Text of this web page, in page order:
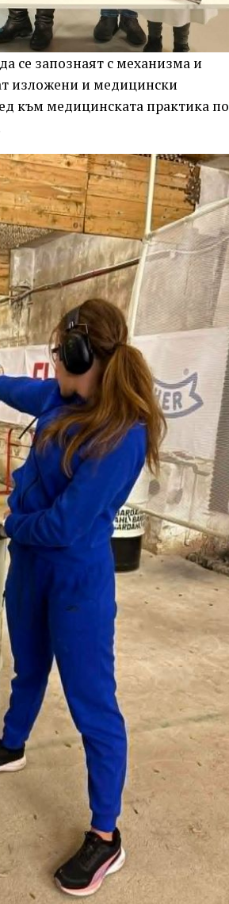
се запознаят с механизма и
изложени и медицински
към медицинската практика по